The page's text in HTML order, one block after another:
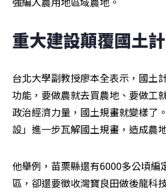
重大建設顛覆國土
台北大學副教授廖本全表示，國土
功能，要做農就去買農地、要做工
政治經濟力量，國土規畫就變樣了
設」進一步瓦解國土規畫，造成農
他舉例，苗栗縣還有6000多公頃編
區，卻還要徵收灣寶良田做後龍科